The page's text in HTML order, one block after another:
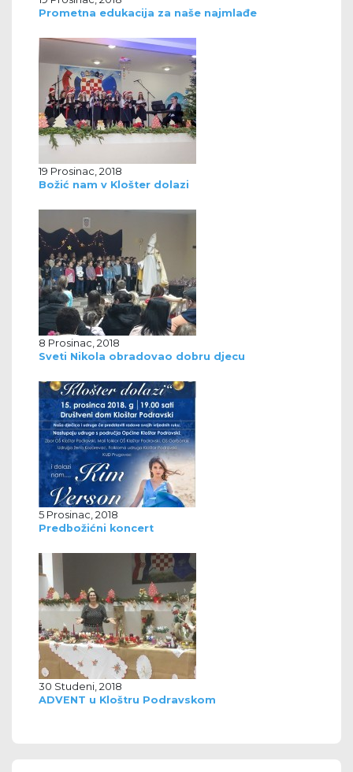
Prometna edukacija za naše najmlađe
19 Prosinac, 2018
Božić nam v Klošter dolazi
8 Prosinac, 2018
Sveti Nikola obradovao dobru djecu
5 Prosinac, 2018
Predbožićni koncert
30 Studeni, 2018
ADVENT u Kloštru Podravskom